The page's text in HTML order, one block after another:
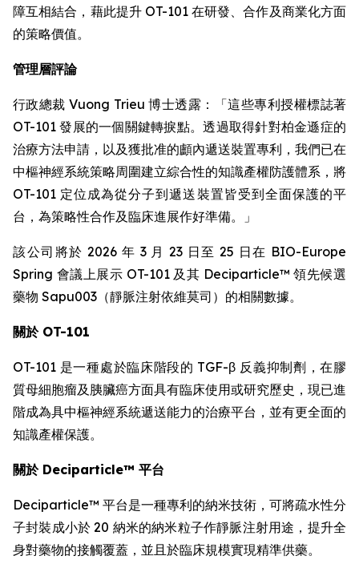
障互相結合，藉此提升 OT-101 在研發、合作及商業化方面
的策略價值。
管理層評論
行政總裁 Vuong Trieu 博士透露：「這些專利授權標誌著
OT-101 發展的一個關鍵轉捩點。透過取得針對柏金遜症的
治療方法申請，以及獲批准的顱內遞送裝置專利，我們已在
中樞神經系統策略周圍建立綜合性的知識產權防護體系，將
OT-101 定位成為從分子到遞送裝置皆受到全面保護的平
台，為策略性合作及臨床進展作好準備。」
該公司將於 2026 年 3 月 23 日至 25 日在 BIO-Europe
Spring 會議上展示 OT-101 及其 Deciparticle™ 領先候選
藥物 Sapu003（靜脈注射依維莫司）的相關數據。
關於 OT-101
OT-101 是一種處於臨床階段的 TGF-β 反義抑制劑，在膠
質母細胞瘤及胰臟癌方面具有臨床使用或研究歷史，現已進
階成為具中樞神經系統遞送能力的治療平台，並有更全面的
知識產權保護。
關於 Deciparticle™ 平台
Deciparticle™ 平台是一種專利的納米技術，可將疏水性分
子封裝成小於 20 納米的納米粒子作靜脈注射用途，提升全
身對藥物的接觸覆蓋，並且於臨床規模實現精準供藥。